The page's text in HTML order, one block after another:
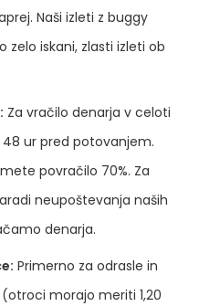
Naši izleti z buggy
zelo iskani, zlasti izleti ob
Za vračilo denarja v celoti
ur pred potovanjem.
povračilo 70%. Za
neupoštevanja naših
denarja.
Primerno za odrasle in
morajo meriti 1,20